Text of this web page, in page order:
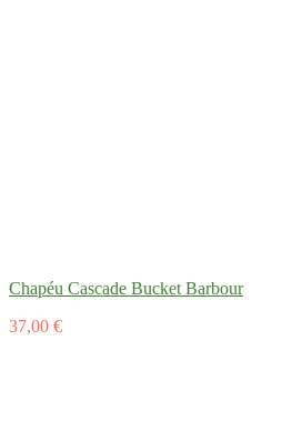
Chapéu Cascade Bucket Barbour
37,00 €